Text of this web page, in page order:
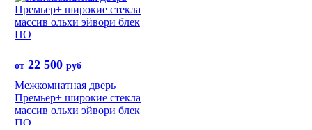
от 22 500 руб
Межкомнатная дверь
Премьер+ широкие стекла
массив ольхи эйвори блек
ПО